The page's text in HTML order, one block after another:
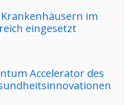
im
eingesetzt
Accelerator des